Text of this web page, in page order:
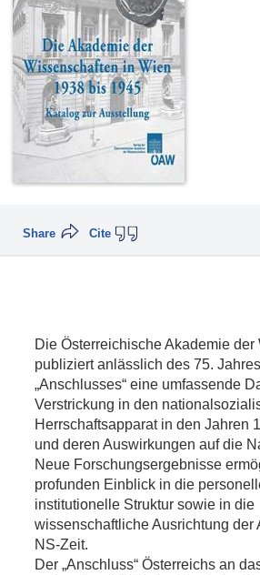
Cite
Share
Die Österreichische Akademie der
publiziert anlässlich des 75.
„Anschlusses“ eine umfassende
Verstrickung in den
Herrschaftsapparat in den Jahren
und deren Auswirkungen auf die
Neue Forschungsergebnisse
profunden Einblick in die
institutionelle Struktur sowie in die
wissenschaftliche Ausrichtung der
NS-Zeit.
Der „Anschluss“ Österreichs an